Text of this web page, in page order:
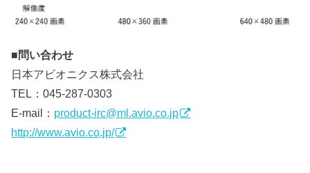
■問い合わせ
日本アビオニクス株式会社
TEL：045-287-0303
E-mail： product-irc@ml.avio.co.jp
http://www.avio.co.jp/